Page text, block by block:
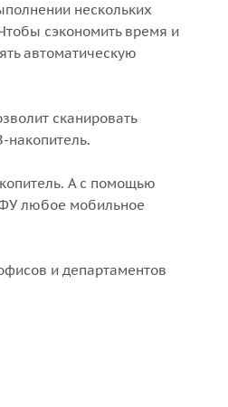
нескольких
сэкономить время и
автоматическую
сканировать
накопитель.
А с помощью
любое мобильное
и департаментов